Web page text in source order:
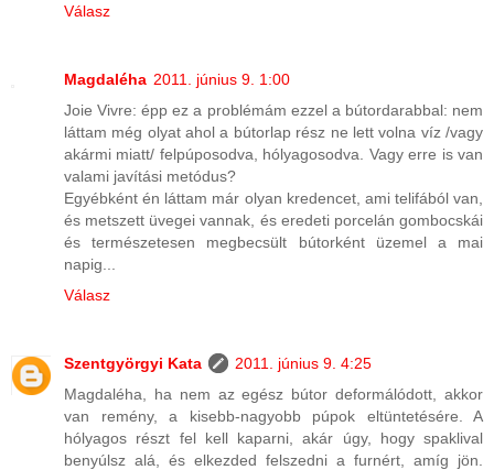
Válasz
Magdaléha 2011. június 9. 1:00
Joie Vivre: épp ez a problémám ezzel a bútordarabbal: nem
láttam még olyat ahol a bútorlap rész ne lett volna víz /vagy
akármi miatt/ felpúposodva, hólyagosodva. Vagy erre is van
valami javítási metódus?
Egyébként én láttam már olyan kredencet, ami telifából van,
és metszett üvegei vannak, és eredeti porcelán gombocskái
és természetesen megbecsült bútorként üzemel a mai
napig...
Válasz
Szentgyörgyi Kata
2011. június 9. 4:25
Magdaléha, ha nem az egész bútor deformálódott, akkor
van remény, a kisebb-nagyobb púpok eltüntetésére. A
hólyagos részt fel kell kaparni, akár úgy, hogy spaklival
benyúlsz alá, és elkezded felszedni a furnért, amíg jön.